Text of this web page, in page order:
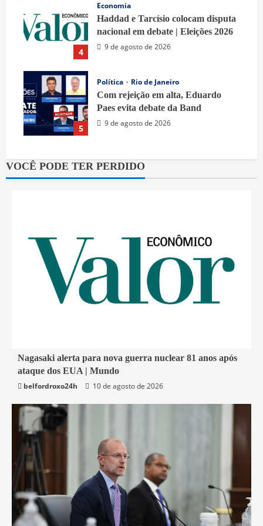
4
Economia
Haddad e Tarcísio colocam disputa
nacional em debate | Eleições 2026
9 de agosto de 2026
5
Política
Rio de Janeiro
Com rejeição em alta, Eduardo
Paes evita debate da Band
9 de agosto de 2026
VOCÊ PODE TER PERDIDO
4 min read
Economia
Nagasaki alerta para nova guerra nuclear 81 anos após
ataque dos EUA | Mundo
belfordroxo24h
10 de agosto de 2026